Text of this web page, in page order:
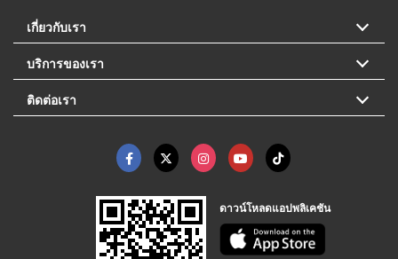
เกี่ยวกับเรา
บริการของเรา
ติดต่อเรา
ดาวน์โหลดแอปพลิเคชัน